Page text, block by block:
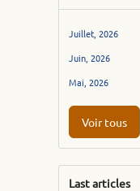
Juillet, 2026
Juin, 2026
Mai, 2026
Voir tous
Last articles